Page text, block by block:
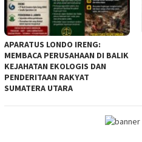
APARATUS LONDO IRENG:
MEMBACA PERUSAHAAN DI BALIK
KEJAHATAN EKOLOGIS DAN
PENDERITAAN RAKYAT
SUMATERA UTARA